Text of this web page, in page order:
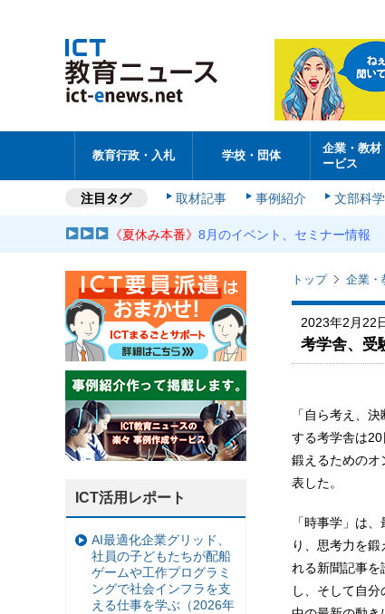
教育行政・入札 学校・団体
企業・教材
ービス
注目タグ 取材記事 事例紹介 文部科
《夏休み本番》8月のイベント、セミナー情報
トップ 企業・
2023年2月22
考学舎、受
「自ら考え、
する考学舎は
鍛えるためのオ
表した。
「時事学」は
り、思考力を
れる新聞記事を
し、そして自
ICT活用レポート
AI最適化企業グリッド、
社員の子どもたちが配船
ゲームや工作プログラミ
ングで社会インフラを支
える仕事を学ぶ（2026年